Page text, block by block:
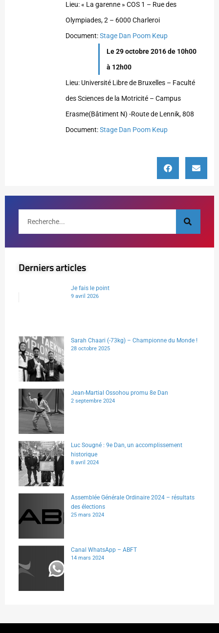
Lieu: « La garenne » COS 1 – Rue des
Olympiades, 2 – 6000 Charleroi
Document:Stage Dan Poom Keup
Le 29 octobre 2016 de 10h00
à 12h00
Lieu: Université Libre de Bruxelles – Faculté
des Sciences de la Motricité – Campus
Erasme(Bâtiment N) -Route de Lennik, 808
Document:Stage Dan Poom Keup
Derniers articles
Je fais le point
9 avril 2026
Sarah Chaari (-73kg) – Championne du Monde !
28 octobre 2025
Jean-Martial Ossohou promu 8e Dan
2 septembre 2024
Luc Sougné : 9e Dan, un accomplissement
historique
8 avril 2024
Assemblée Générale Ordinaire 2024 – résultats
des élections
25 mars 2024
Canal WhatsApp – ABFT
14 mars 2024